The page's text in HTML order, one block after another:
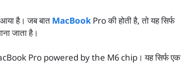
है। जब बात MacBook Pro की होती है, तो यह सिर्फ
जाता है।
Pro powered by the M6 chip। यह सिर्फ एक